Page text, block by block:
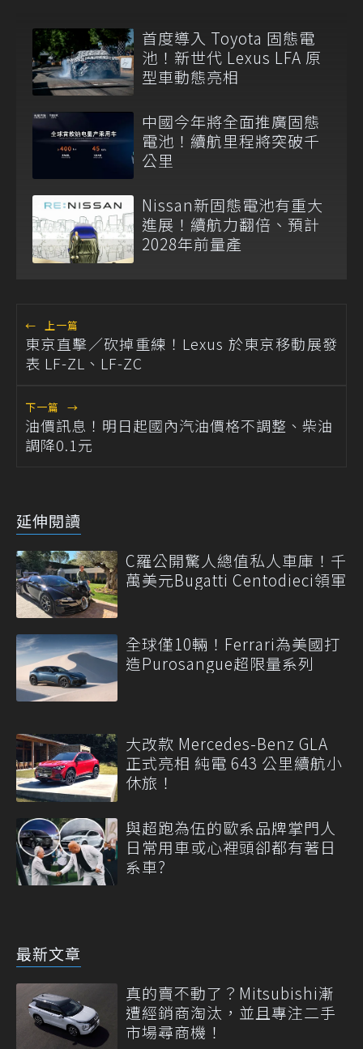
首度導入 Toyota 固態電
池！新世代 Lexus LFA 原
型車動態亮相
中國今年將全面推廣固態
電池！續航里程將突破千
公里
Nissan新固態電池有重大
進展！續航力翻倍、預計
2028年前量產
← 上一篇
東京直擊／砍掉重練！Lexus 於東京移動展發
表 LF-ZL、LF-ZC
下一篇 →
油價訊息！明日起國內汽油價格不調整、柴油
調降0.1元
延伸閱讀
C羅公開驚人總值私人車庫！千
萬美元Bugatti Centodieci領軍
全球僅10輛！Ferrari為美國打
造Purosangue超限量系列
大改款 Mercedes-Benz GLA
正式亮相 純電 643 公里續航小
休旅！
與超跑為伍的歐系品牌掌門人
日常用車或心裡頭卻都有著日
系車?
最新文章
真的賣不動了？Mitsubishi漸
遭經銷商淘汰，並且專注二手
市場尋商機！